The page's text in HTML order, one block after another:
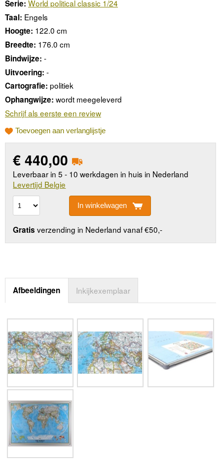
Serie: World political classic 1/24
Taal: Engels
Hoogte: 122.0 cm
Breedte: 176.0 cm
Bindwijze: -
Uitvoering: -
Cartografie: politiek
Ophangwijze: wordt meegeleverd
Schrijf als eerste een review
Toevoegen aan verlanglijstje
€440,00
Leverbaar in 5 - 10 werkdagen in huis in Nederland
Levertijd Belgie
In winkelwagen
Gratis verzending in Nederland vanaf €50,-
Afbeeldingen Inkijkexemplaar